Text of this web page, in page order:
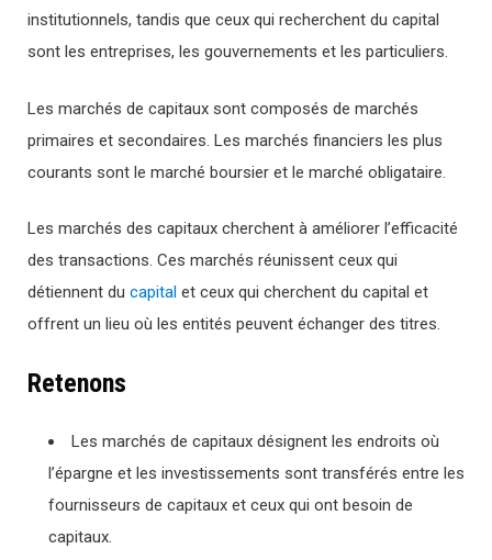
institutionnels, tandis que ceux qui recherchent du capital
sont les entreprises, les gouvernements et les particuliers.
Les marchés de capitaux sont composés de marchés
primaires et secondaires. Les marchés financiers les plus
courants sont le marché boursier et le marché obligataire.
Les marchés des capitaux cherchent à améliorer l’efficacité
des transactions. Ces marchés réunissent ceux qui
détiennent du capital et ceux qui cherchent du capital et
offrent un lieu où les entités peuvent échanger des titres.
Retenons
Les marchés de capitaux désignent les endroits où
l’épargne et les investissements sont transférés entre les
fournisseurs de capitaux et ceux qui ont besoin de
capitaux.